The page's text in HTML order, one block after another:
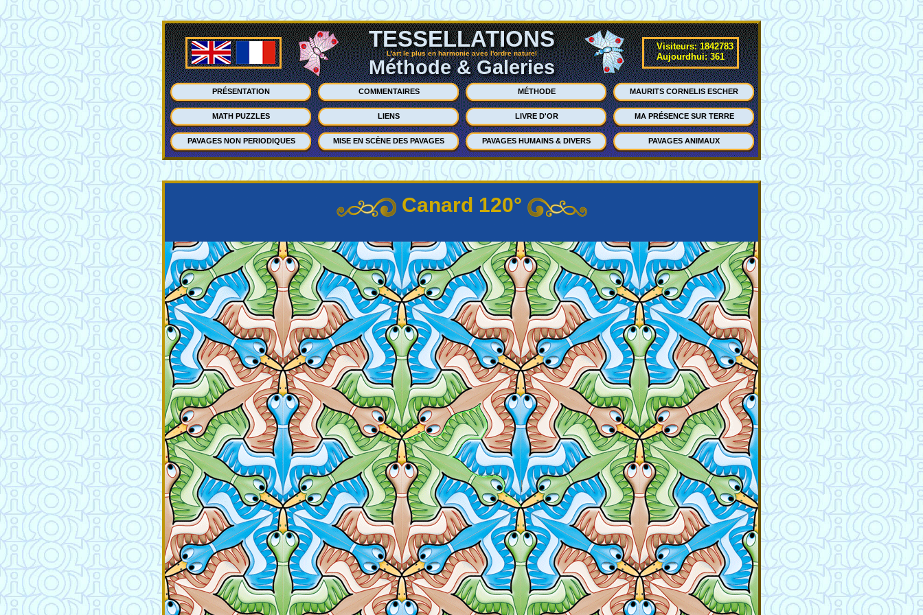
TESSELLATIONS
L'art le plus en harmonie avec l'ordre naturel
Méthode & Galeries
Visiteurs: 1842783
Aujourdhui: 361
PRÉSENTATION COMMENTAIRES MÉTHODE MAURITS CORNELIS ESCHER
MATH PUZZLES LIENS LIVRE D'OR MA PRÉSENCE SUR TERRE
PAVAGES NON PERIODIQUES MISE EN SCÈNE DES PAVAGES PAVAGES HUMAINS & DIVERS PAVAGES ANIMAUX
Canard 120°